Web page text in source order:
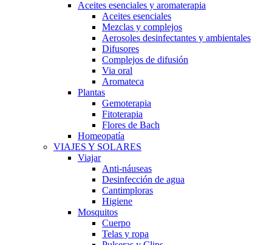
Aceites esenciales y aromaterapia
Aceites esenciales
Mezclas y complejos
Aerosoles desinfectantes y ambientales
Difusores
Complejos de difusión
Via oral
Aromateca
Plantas
Gemoterapia
Fitoterapia
Flores de Bach
Homeopatía
VIAJES Y SOLARES
Viajar
Anti-náuseas
Desinfección de agua
Cantimploras
Higiene
Mosquitos
Cuerpo
Telas y ropa